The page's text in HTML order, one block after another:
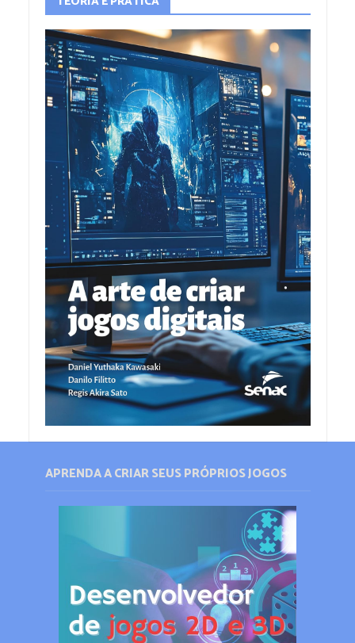
APRENDA A CRIAR SEUS PRÓPRIOS JOGOS